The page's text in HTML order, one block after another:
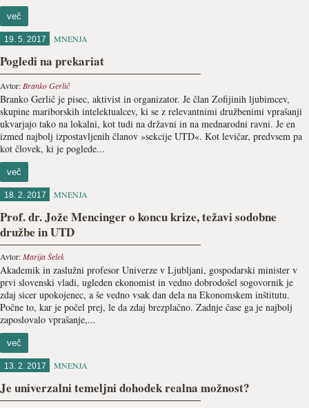
več
19. 5. 2017 MNENJA
Pogledi na prekariat
Avtor: Branko Gerlič
Branko Gerlič je pisec, aktivist in organizator. Je član Zofijinih ljubimcev,
skupine mariborskih intelektualcev, ki se z relevantnimi družbenimi vprašanji
ukvarjajo tako na lokalni, kot tudi na državni in na mednarodni ravni. Je en
izmed najbolj izpostavljenih članov »sekcije UTD«. Kot levičar, predvsem pa
kot človek, ki je poglede...
več
18. 2. 2017 MNENJA
Prof. dr. Jože Mencinger o koncu krize, težavi sodobne
družbe in UTD
Avtor:Marija Šelek
Akademik in zaslužni profesor Univerze v Ljubljani, gospodarski minister v
prvi slovenski vladi, ugleden ekonomist in vedno dobrodošel sogovornik je
zdaj sicer upokojenec, a še vedno vsak dan dela na Ekonomskem inštitutu.
Počne to, kar je počel prej, le da zdaj brezplačno. Zadnje čase ga je najbolj
zaposlovalo vprašanje,...
več
13. 2. 2017 MNENJA
Je univerzalni temeljni dohodek realna možnost?